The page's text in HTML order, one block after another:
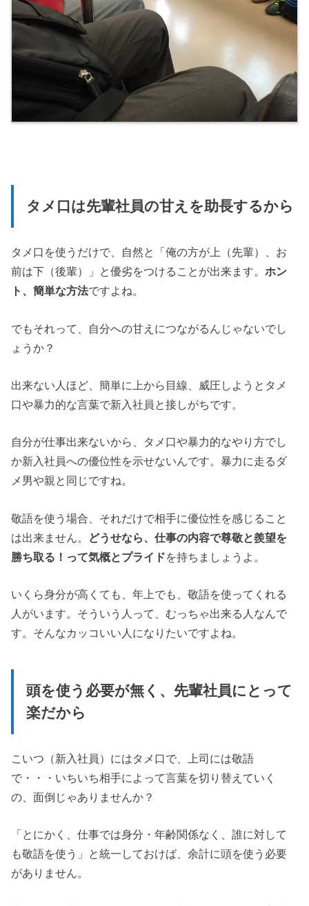
タメ口は先輩社員の甘えを助長するから
タメ口を使うだけで、自然と「俺の方が上（先輩）、お
前は下（後輩）」と優劣をつけることが出来ます。ホン
ト、簡単な方法ですよね。
でもそれって、自分への甘えにつながるんじゃないでし
ょうか？
出来ない人ほど、簡単に上から目線、威圧しようとタメ
口や暴力的な言葉で新入社員と接しがちです。
自分が仕事出来ないから、タメ口や暴力的なやり方でし
か新入社員への優位性を示せないんです。暴力に走るダ
メ男や親と同じですね。
敬語を使う場合、それだけで相手に優位性を感じること
は出来ません。 どうせなら、仕事の内容で尊敬と羨望を
勝ち取る！って気概とプライドを持ちましょうよ。
いくら身分が高くても、年上でも、敬語を使ってくれる
人がいます。そういう人って、むっちゃ出来る人なんで
す。そんなカッコいい人になりたいですよね。
頭を使う必要が無く、先輩社員にとって
楽だから
こいつ（新入社員）にはタメ口で、上司には敬語
で・・・いちいち相手によって言葉を切り替えていく
の、面倒じゃありませんか？
「とにかく、仕事では身分・年齢関係なく、誰に対して
も敬語を使う」と統一しておけば、余計に頭を使う必要
がありません。